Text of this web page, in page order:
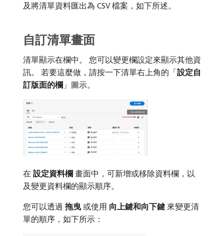
及將清單資料匯出為 CSV 檔案，如下所述。
自訂清單畫面
清單顯示在欄中。 您可以變更欄設定來顯示其他資
訊。 若要這麼做，請按一下清單右上角的「設定自
訂版面的欄 」圖示。
在​ 設定資料欄 ​畫面中，可新增或移除資料欄，以
及變更資料欄的顯示順序。
您可以透過​ 拖曳 ​或使用​ 向上鍵和向下鍵 ​來變更清
單的順序，如下所示：